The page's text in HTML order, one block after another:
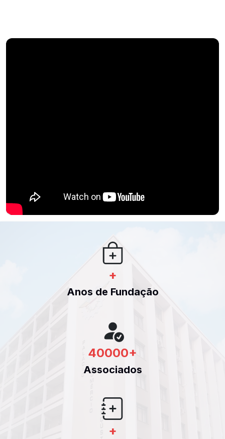
+
Anos de Fundação
40000+
Associados
+